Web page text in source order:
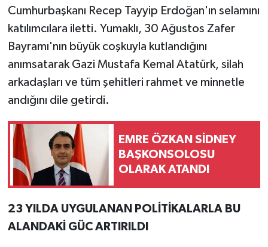
Cumhurbaşkanı Recep Tayyip Erdoğan'ın selamını
katılımcılara iletti. Yumaklı, 30 Ağustos Zafer
Bayramı'nın büyük coşkuyla kutlandığını
anımsatarak Gazi Mustafa Kemal Atatürk, silah
arkadaşları ve tüm şehitleri rahmet ve minnetle
andığını dile getirdi.
EMRE ÖZKAN SİDNEY
BAŞKONSOLOSU
OLARAK ATANDI
23 YILDA UYGULANAN POLİTİKALARLA BU
ALANDAKİ GÜC ARTIRILDI